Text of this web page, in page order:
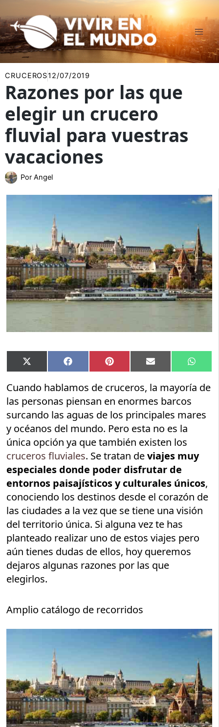
al
contenido
CRUCEROS12/07/2019
Razones por las que
elegir un crucero
fluvial para vuestras
vacaciones
Por Angel
Compartir
en
X
(Twitter)
Compartir
en
Facebook Compartir
en
Pinterest Compartir
en
Email
en
Cuando hablamos de cruceros, la mayoría de
las personas piensan en enormes barcos
surcando las aguas de los principales mares
y océanos del mundo. Pero esta no es la
única opción ya que también existen los
cruceros fluviales. Se tratan deviajes muy
especiales donde poder disfrutar de
entornos paisajísticos y culturales únicos,
conociendo los destinos desde el corazón de
las ciudades a la vez que se tiene una visión
del territorio única. Si alguna vez te has
planteado realizar uno de estos viajes pero
aún tienes dudas de ellos, hoy queremos
dejaros algunas razones por las que
elegirlos.
Amplio catálogo de recorridos